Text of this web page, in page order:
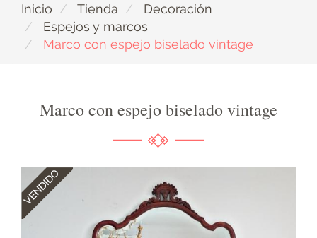
Inicio Tienda
Decoración
Espejos y marcos
Marco con espejo biselado vintage
Marco con espejo biselado vintage